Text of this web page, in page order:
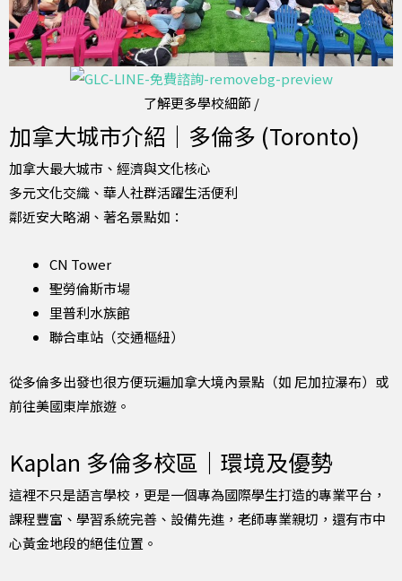
了解更多學校細節 /
加拿大城市介紹｜多倫多 (Toronto)
加拿大最大城市、經濟與文化核心
多元文化交織、華人社群活躍生活便利
鄰近安大略湖、著名景點如：
CN Tower
聖勞倫斯市場
里普利水族館
聯合車站（交通樞紐）
從多倫多出發也很方便玩遍加拿大境內景點（如 尼加拉瀑布）或
前往美國東岸旅遊。
Kaplan 多倫多校區｜環境及優勢
這裡不只是語言學校，更是一個專為國際學生打造的專業平台，
課程豐富、學習系統完善、設備先進，老師專業親切，還有市中
心黃金地段的絕佳位置。